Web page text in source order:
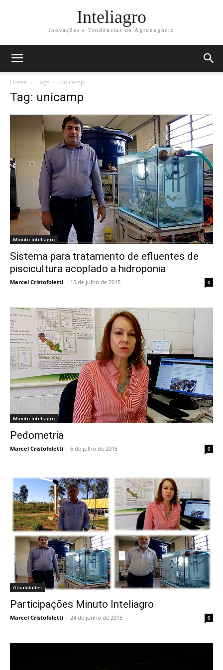
Inteliagro
Inovações e Tendências do Agronegócio
Home Tags Unicamp
Tag: unicamp
Minuto Inteliagro
Sistema para tratamento de efluentes de
piscicultura acoplado a hidroponia
Marcel Cristofoletti - 15 de julho de 2015 0
Minuto Inteliagro
Pedometria
Marcel Cristofoletti - 6 de julho de 2015 0
Atualidades
Participações Minuto Inteliagro
Marcel Cristofoletti - 24 de junho de 2015 0